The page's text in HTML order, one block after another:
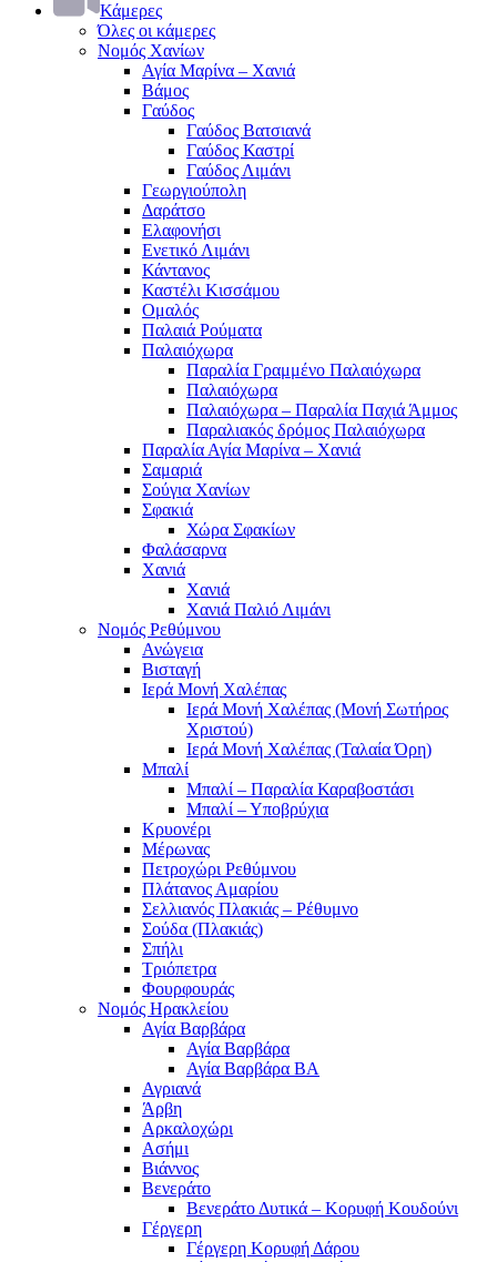
Κάμερες
Όλες οι κάμερες
Νομός Χανίων
Αγία Μαρίνα – Χανιά
Βάμος
Γαύδος
Γαύδος Βατσιανά
Γαύδος Καστρί
Γαύδος Λιμάνι
Γεωργιούπολη
Δαράτσο
Ελαφονήσι
Ενετικό Λιμάνι
Κάντανος
Καστέλι Κισσάμου
Ομαλός
Παλαιά Ρούματα
Παλαιόχωρα
Παραλία Γραμμένο Παλαιόχωρα
Παλαιόχωρα
Παλαιόχωρα – Παραλία Παχιά Άμμος
Παραλιακός δρόμος Παλαιόχωρα
Παραλία Αγία Μαρίνα – Χανιά
Σαμαριά
Σούγια Χανίων
Σφακιά
Χώρα Σφακίων
Φαλάσαρνα
Χανιά
Χανιά
Χανιά Παλιό Λιμάνι
Νομός Ρεθύμνου
Ανώγεια
Βισταγή
Ιερά Μονή Χαλέπας
Ιερά Μονή Χαλέπας (Μονή Σωτήρος
Χριστού)
Ιερά Μονή Χαλέπας (Ταλαία Όρη)
Μπαλί
Μπαλί – Παραλία Καραβοστάσι
Μπαλί – Υποβρύχια
Κρυονέρι
Μέρωνας
Πετροχώρι Ρεθύμνου
Πλάτανος Αμαρίου
Σελλιανός Πλακιάς – Ρέθυμνο
Σούδα (Πλακιάς)
Σπήλι
Τριόπετρα
Φουρφουράς
Νομός Ηρακλείου
Αγία Βαρβάρα
Αγία Βαρβάρα
Αγία Βαρβάρα ΒΑ
Αγριανά
Άρβη
Αρκαλοχώρι
Ασήμι
Βιάννος
Βενεράτο
Βενεράτο Δυτικά – Κορυφή Κουδούνι
Γέργερη
Γέργερη Κορυφή Δάρου